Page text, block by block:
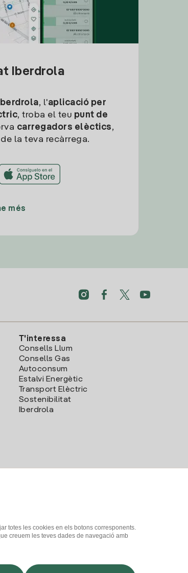
Iberdrola
, l'aplicació per
, troba el teu punt de
carregadors elèctics,
la teva recàrrega.
més
T'interessa
Consells Llum
Consells Gas
Autoconsum
Estalvi Energètic
Transport Elèctric
Sostenibilitat
Iberdrola
totes les cookies en els botons corresponents.
creuem les teves dades de navegació amb